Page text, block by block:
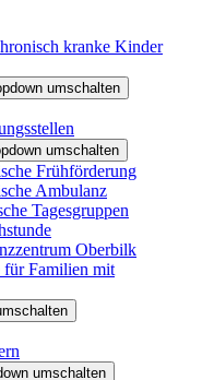
kranke Kinder
umschalten
umschalten
Frühförderung
Ambulanz
Tagesgruppen
Oberbilk
für Familien mit
umschalten